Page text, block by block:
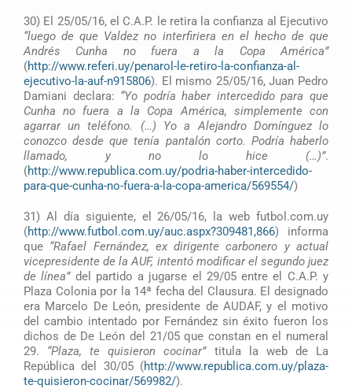
30) El 25/05/16, el C.A.P. le retira la confianza al Ejecutivo
“luego de que Valdez no interfiriera en el hecho de que
Andrés Cunha no fuera a la Copa América”
(http://www.referi.uy/penarol-le-retiro-la-confianza-al-
ejecutivo-la-auf-n915806). El mismo 25/05/16, Juan Pedro
Damiani declara: “Yo podría haber intercedido para que
Cunha no fuera a la Copa América, simplemente con
agarrar un teléfono. (…) Yo a Alejandro Domínguez lo
conozco desde que tenía pantalón corto. Podría haberlo
llamado, y no lo hice (…)”.
(http://www.republica.com.uy/podria-haber-intercedido-
para-que-cunha-no-fuera-a-la-copa-america/569554/)
31) Al día siguiente, el 26/05/16, la web futbol.com.uy
(http://www.futbol.com.uy/auc.aspx?309481,866) informa
que “Rafael Fernández, ex dirigente carbonero y actual
vicepresidente de la AUF, intentó modificar el segundo juez
de línea”del partido a jugarse el 29/05 entre el C.A.P. y
Plaza Colonia por la 14ª fecha del Clausura. El designado
era Marcelo De León, presidente de AUDAF, y el motivo
del cambio intentado por Fernández sin éxito fueron los
dichos de De León del 21/05 que constan en el numeral
29. “Plaza, te quisieron cocinar”titula la web de La
República del 30/05 (http://www.republica.com.uy/plaza-
te-quisieron-cocinar/569982/).